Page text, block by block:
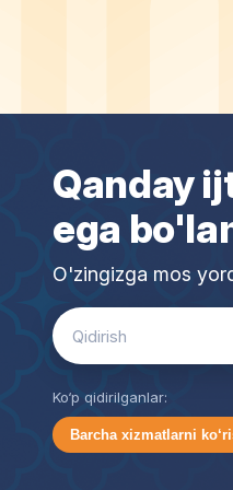
Qanday
ega
O'zingizga mos
Search
for:
Ko‘p qidirilganlar:
Barcha xizmatlarni